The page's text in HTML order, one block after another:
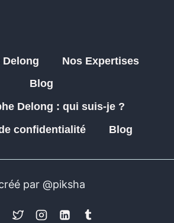
Nos Expertises
Blog
Delong : qui suis-je ?
confidentialité
Blog
par @piksha